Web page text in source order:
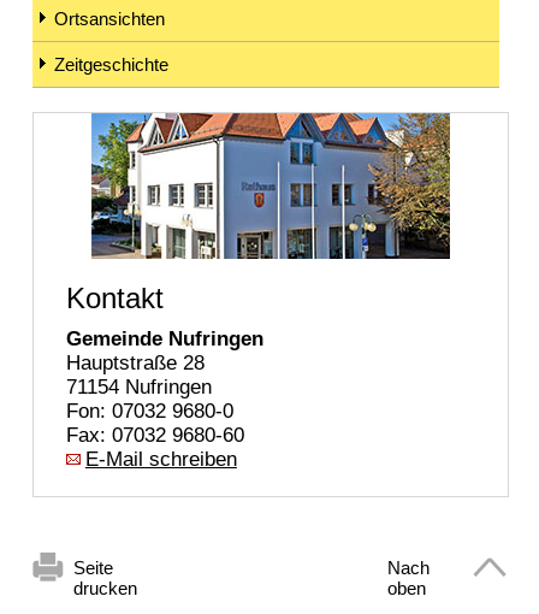
Ortsansichten
Zeitgeschichte
Kontakt
Gemeinde Nufringen
Hauptstraße 28
71154 Nufringen
Fon: 07032 9680-0
Fax: 07032 9680-60
E-Mail schreiben
Seite
drucken
Nach
oben